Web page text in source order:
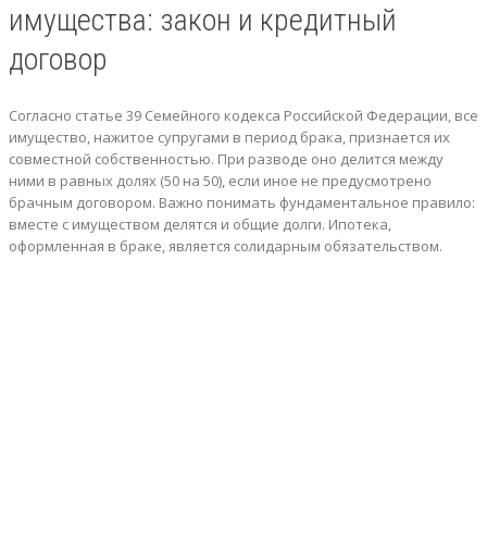
имущества: закон и кредитный
договор
Согласно статье 39 Семейного кодекса Российской Федерации, все
имущество, нажитое супругами в период брака, признается их
совместной собственностью. При разводе оно делится между
ними в равных долях (50 на 50), если иное не предусмотрено
брачным договором. Важно понимать фундаментальное правило:
вместе с имуществом делятся и общие долги. Ипотека,
оформленная в браке, является солидарным обязательством.